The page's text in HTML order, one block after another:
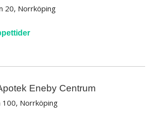
20, Norrköping
Eneby Centrum
Norrköping